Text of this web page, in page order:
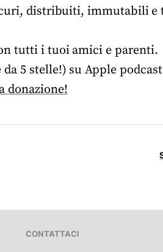
distribuiti, immutabili e
tutti i tuoi amici e parenti.
5 stelle!) su Apple
donazione!
CONTATTACI